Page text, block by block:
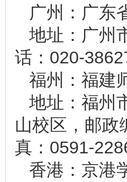
广州：广东
地址：广州
话：020-
福州：福建
地址：福州
山校区，邮政
真：0591-
香港：京港